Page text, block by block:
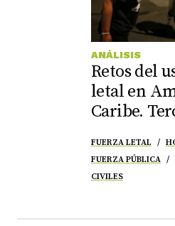
ANÁLISIS
Retos del
letal en
Caribe.
FUERZA LETAL
FUERZA PÚBLICA
CIVILES